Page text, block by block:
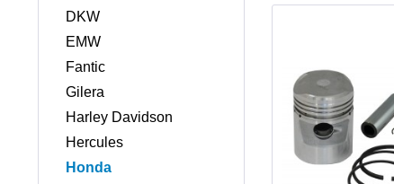
DKW
EMW
Fantic
Gilera
Harley Davidson
Hercules
Honda